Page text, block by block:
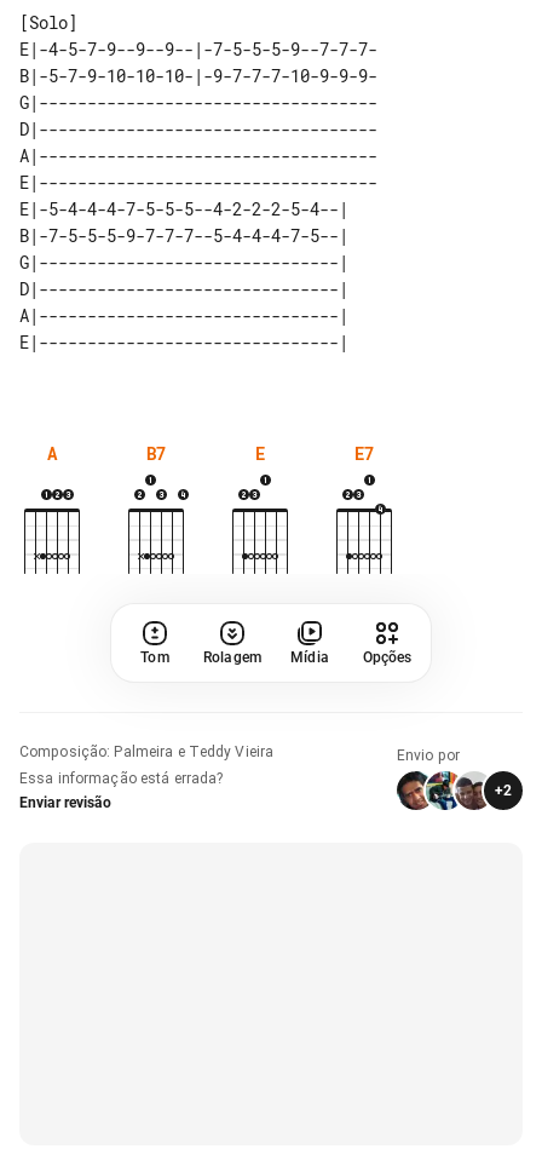
E|-4-5-7-9--9--9--|-7-5-5-5-9--7-7-7-
B|-5-7-9-10-10-10-|-9-7-7-7-10-9-9-9-
G|-----------------------------------
D|-----------------------------------
A|-----------------------------------
E|-----------------------------------
E|-5-4-4-4-7-5-5-5--4-2-2-2-5-4--|
B|-7-5-5-5-9-7-7-7--5-4-4-4-7-5--|
G|-------------------------------|
D|-------------------------------|
A|-------------------------------|
A B7 E E7
Tom Rolagem Mídia Opções
Composição: Palmeira e Teddy Vieira
Essa informação está errada?
Enviar revisão
Envio por
+2